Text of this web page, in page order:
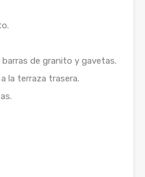
de granito y gavetas.
la terraza trasera.